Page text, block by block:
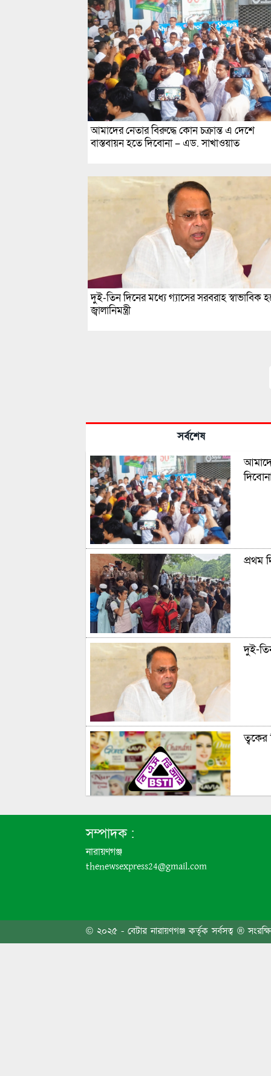
আমাদের নেতার বিরুদ্ধে কোন চক্রান্ত এ দেশে
বাস্তবায়ন হতে দিবোনা – এড. সাখাওয়াত
দুই-তিন দিনের মধ্যে গ্যাসের সরবরাহ স্বাভাবিক
জ্বালানিমন্ত্রী
সর্বশেষ
প্রথম
দুই-
ত্বকের
সম্পাদক :
নারায়ণগঞ্জ
thenewsexpress24@gmail.com
© ২০২৫ - বেটার নারায়ণগঞ্জ কর্তৃক সর্বসত্ব ®